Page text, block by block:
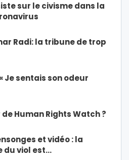
sur le civisme dans la
Radi: la tribune de trop
Je sentais son odeur
Human Rights Watch ?
et vidéo : la
du viol est…